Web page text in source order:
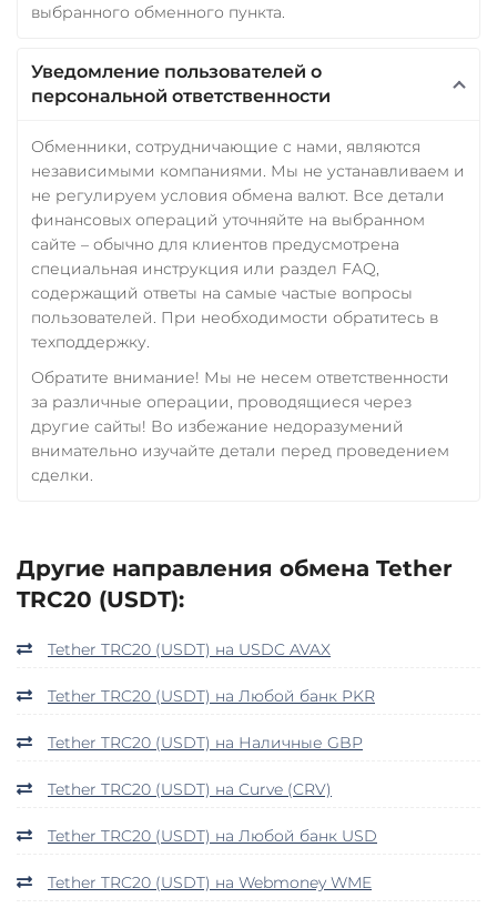
выбранного обменного пункта.
Уведомление пользователей о
персональной ответственности
Обменники, сотрудничающие с нами, являются
независимыми компаниями. Мы не устанавливаем и
не регулируем условия обмена валют. Все детали
финансовых операций уточняйте на выбранном
сайте – обычно для клиентов предусмотрена
специальная инструкция или раздел FAQ,
содержащий ответы на самые частые вопросы
пользователей. При необходимости обратитесь в
техподдержку.
Обратите внимание! Мы не несем ответственности
за различные операции, проводящиеся через
другие сайты! Во избежание недоразумений
внимательно изучайте детали перед проведением
сделки.
Другие направления обмена Tether
TRC20 (USDT):
Tether TRC20 (USDT) на USDC AVAX
Tether TRC20 (USDT) на Любой банк PKR
Tether TRC20 (USDT) на Наличные GBP
Tether TRC20 (USDT) на Curve (CRV)
Tether TRC20 (USDT) на Любой банк USD
Tether TRC20 (USDT) на Webmoney WME